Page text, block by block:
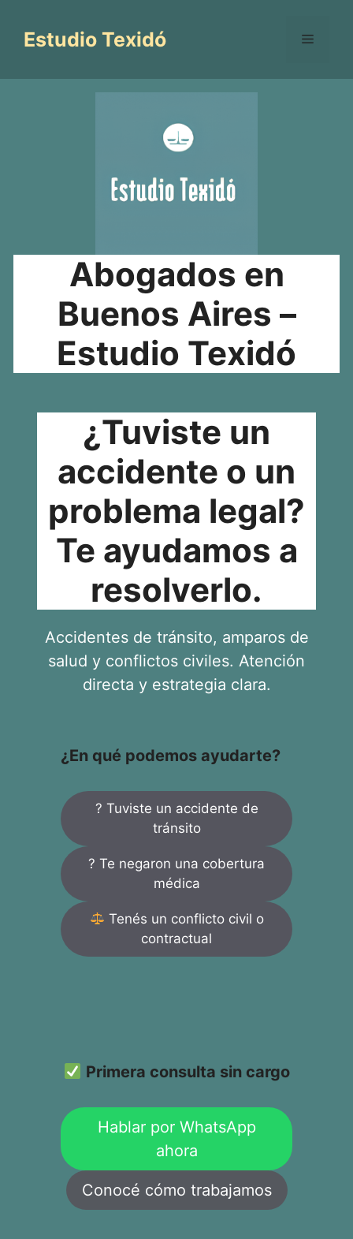
contenido
Estudio Texidó Menú
Abogados en
Buenos Aires –
Estudio Texidó
¿Tuviste un
accidente o un
problema legal?
Te ayudamos a
resolverlo.
Accidentes de tránsito, amparos de
salud y conflictos civiles. Atención
directa y estrategia clara.
¿En qué podemos ayudarte?
? Tuviste un accidente de
tránsito
? Te negaron una cobertura
médica
Tenés un conflicto civil o
contractual
Primera consulta sin cargo
Hablar por WhatsApp
ahora
Conocé cómo trabajamos